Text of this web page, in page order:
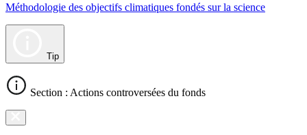
Méthodologie des objectifs climatiques fondés sur la science
Tip
Section : Actions controversées du fonds